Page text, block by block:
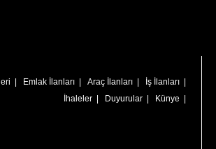
Emlak İlanları Araç İlanları İş İlanları
İhaleler
Duyurular Künye